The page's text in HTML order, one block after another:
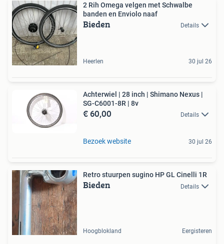
2 Rih Omega velgen met Schwalbe
banden en Enviolo naaf
Bieden Details
Heerlen 30 jul 26
Achterwiel | 28 inch | Shimano Nexus |
SG-C6001-8R | 8v
€ 60,00 Details
Bezoek website 30 jul 26
Retro stuurpen sugino HP GL Cinelli 1R
Bieden Details
Hoogblokland Eergisteren